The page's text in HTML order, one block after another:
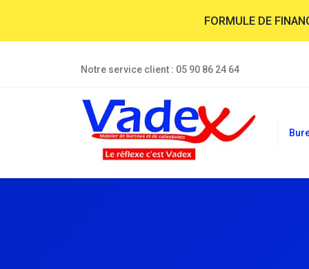
FORMULE DE
Notre service client : 05 90 86 24 64